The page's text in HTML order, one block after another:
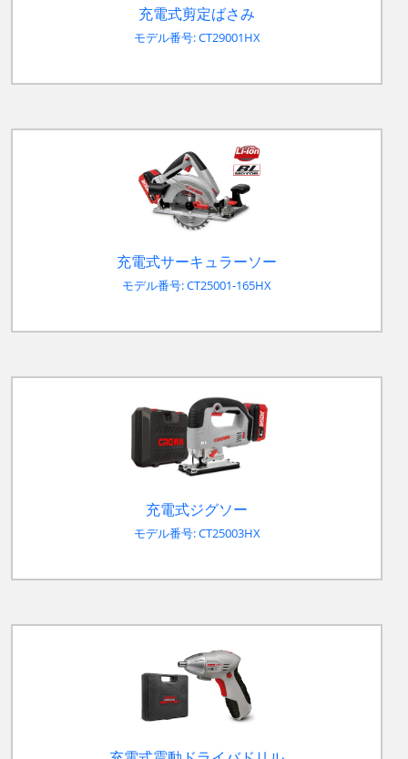
充電式剪定ばさみ
モデル番号: CT29001HX
充電式サーキュラーソー
モデル番号: CT25001-165HX
充電式ジグソー
モデル番号: CT25003HX